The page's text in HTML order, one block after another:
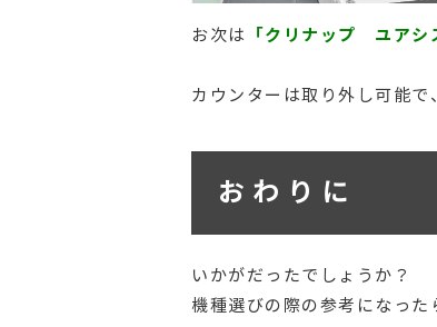
お次は 「クリナップ ユアシ
カウンターは取り外し可能
おわりに
いかがだったでしょうか？
機種選びの際の参考になっ